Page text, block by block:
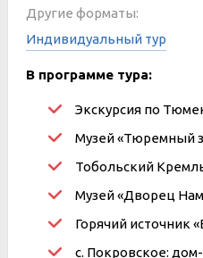
Другие форматы:
Индивидуальный тур
В программе тура:
Экскурсия по
Музей «Тюремный
Тобольский
Музей «Дворец
Горячий источник
с. Покровское: